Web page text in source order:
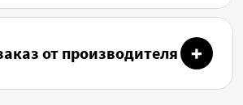
от производителя